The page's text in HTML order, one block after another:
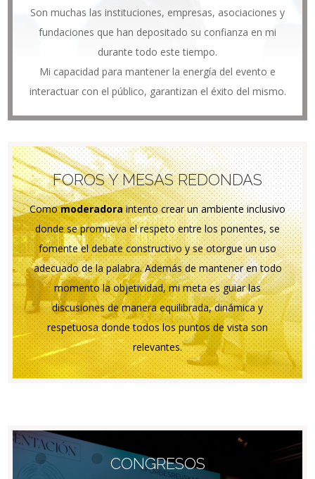
Son muchas las instituciones, empresas, asociaciones y
fundaciones que han depositado su confianza en mi
durante todo este tiempo.
Mi capacidad para mantener la energía del evento e
interactuar con el público, garantizan el éxito del mismo.
FOROS Y MESAS REDONDAS
Comomoderadoraintento crear un ambiente inclusivo
donde se promueva el respeto entre los ponentes, se
fomente el debate constructivo y se otorgue un uso
adecuado de la palabra. Además de mantener en todo
momento la objetividad, mi meta es guiar las
discusiones de manera equilibrada, dinámica y
respetuosa donde todos los puntos de vista son
relevantes.
CONGRESOS